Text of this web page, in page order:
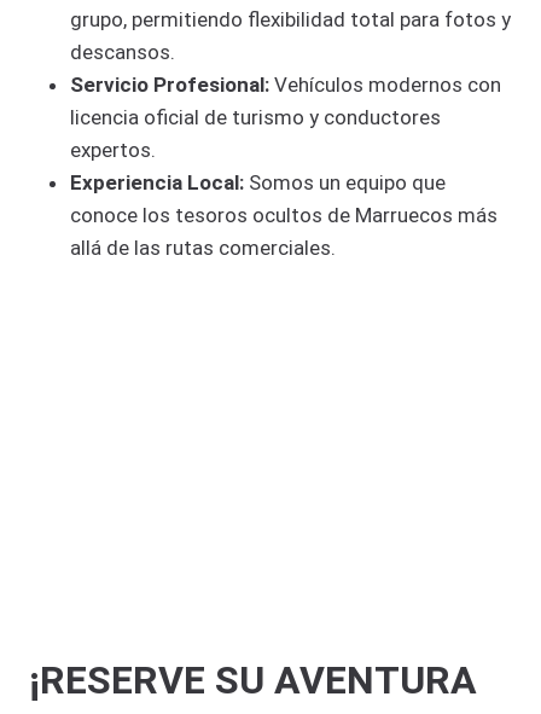
grupo, permitiendo flexibilidad total para fotos y
descansos.
Servicio Profesional: Vehículos modernos con
licencia oficial de turismo y conductores
expertos.
Experiencia Local: Somos un equipo que
conoce los tesoros ocultos de Marruecos más
allá de las rutas comerciales.
¡RESERVE SU AVENTURA